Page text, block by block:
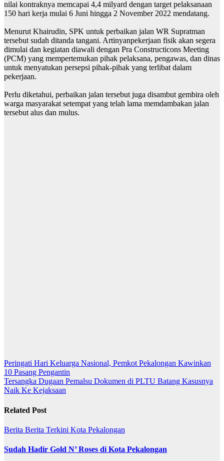
nilai kontraknya memcapai 4,4 milyard dengan target pelaksanaan
150 hari kerja mulai 6 Juni hingga 2 November 2022 mendatang.
Menurut Khairudin, SPK untuk perbaikan jalan WR Supratman
tersebut sudah ditanda tangani. Artinyanpekerjaan fisik akan segera
dimulai dan kegiatan diawali dengan Pra Constructicons Meeting
(PCM) yang mempertemukan pihak pelaksana, pengawas, dan dinas
untuk menyatukan persepsi pihak-pihak yang terlibat dalam
pekerjaan.
Perlu diketahui, perbaikan jalan tersebut juga disambut gembira oleh
warga masyarakat setempat yang telah lama memdambakan jalan
tersebut alus dan mulus.
Navigasi
pos
Peringati Hari Keluarga Nasional, Pemkot Pekalongan Kawinkan
10 Pasang Pengantin
Tersangka Dugaan Pemalsu Dokumen di PLTU Batang Kasusnya
Naik Ke Kejaksaan
Related Post
Berita Berita Terkini Kota Pekalongan
Sudah Hadir Gold N’ Roses di Kota Pekalongan